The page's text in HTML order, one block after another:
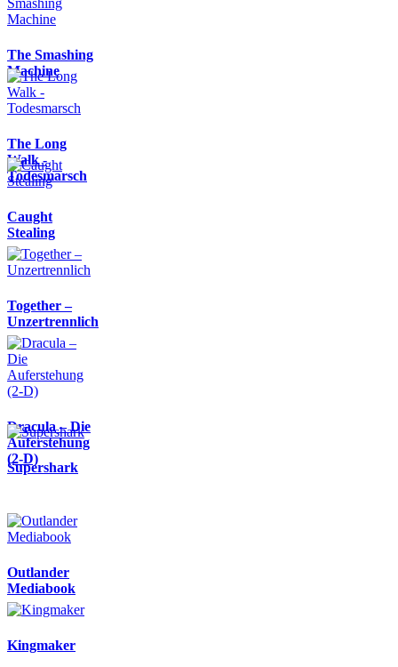
The Smashing
Machine
The Long
Walk -
Todesmarsch
Caught
Stealing
Together –
Unzertrennlich
Dracula – Die
Auferstehung
(2-D)
Supershark
Outlander
Mediabook
Kingmaker